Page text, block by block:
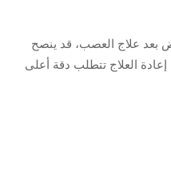
بعد علاج العصب، قد ينصح
إعادة العلاج تتطلب دقة أعلى